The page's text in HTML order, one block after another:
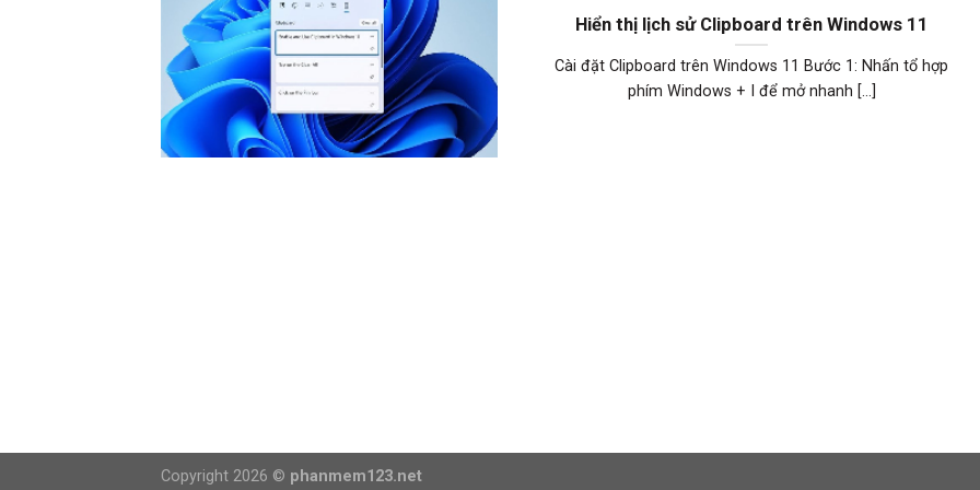
Hiển thị lịch sử Clipboard trên Windows 11
Cài đặt Clipboard trên Windows 11 Bước 1: Nhấn tổ hợp
phím Windows + I để mở nhanh [...]
Copyright 2026 © phanmem123.net